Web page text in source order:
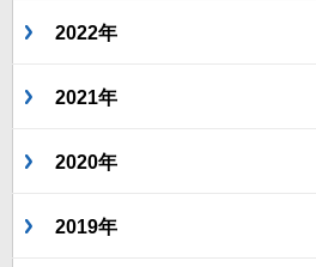
2022年
2021年
2020年
2019年